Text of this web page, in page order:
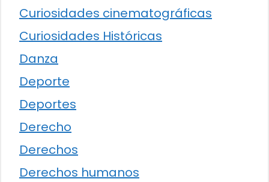
Curiosidades cinematográficas
Curiosidades Históricas
Danza
Deporte
Deportes
Derecho
Derechos
Derechos humanos